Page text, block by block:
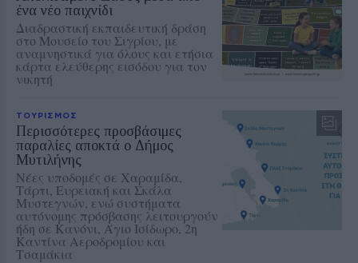
ένα νέο παιχνίδι
Διαδραστική εκπαιδευτική δράση
στο Μουσείο του Σιγρίου, με
αναμνηστικά για όλους και ετήσια
κάρτα ελεύθερης εισόδου για τον
νικητή
ΤΟΥΡΙΣΜΟΣ
Περισσότερες προσβάσιμες
παραλίες αποκτά ο Δήμος
Μυτιλήνης
Νέες υποδομές σε Χαραμίδα,
Τάρτι, Ευρειακή και Σκάλα
Μυστεγνών, ενώ συστήματα
αυτόνομης πρόσβασης λειτουργούν
ήδη σε Κανόνι, Άγιο Ισίδωρο, 2η
Καντίνα Αεροδρομίου και
Τσαμάκια